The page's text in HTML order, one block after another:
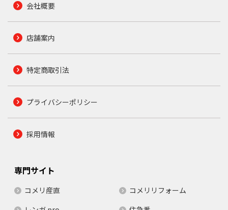
会社概要
店舗案内
特定商取引法
プライバシーポリシー
採用情報
専門サイト
コメリ産直
コメリリフォーム